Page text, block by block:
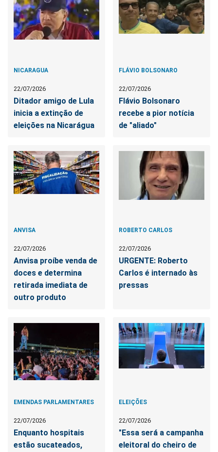
NICARAGUA
22/07/2026
Ditador amigo de Lula
inicia a extinção de
eleições na Nicarágua
FLÁVIO BOLSONARO
22/07/2026
Flávio Bolsonaro
recebe a pior notícia
de "aliado"
ANVISA
22/07/2026
Anvisa proíbe venda de
doces e determina
retirada imediata de
outro produto
ROBERTO CARLOS
22/07/2026
URGENTE: Roberto
Carlos é internado às
pressas
EMENDAS PARLAMENTARES
22/07/2026
Enquanto hospitais
estão sucateados,
ELEIÇÕES
22/07/2026
"Essa será a campanha
eleitoral do cheiro de